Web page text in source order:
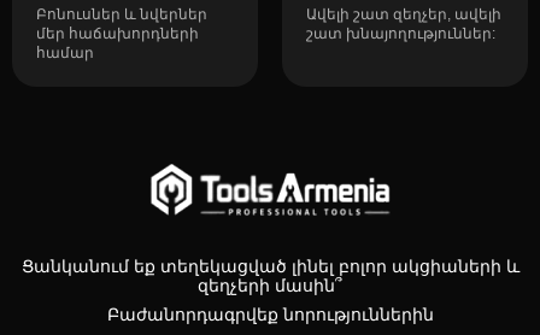
Բոնուսներ և նվերներ
մեր հաճախորդների
համար
Ավելի շատ զեղչեր, ավելի
շատ խնայողություններ:
Ցանկանում եք տեղեկացված լինել բոլոր ակցիաների և
զեղչերի մասին՞
Բաժանորդագրվեք նորություններին